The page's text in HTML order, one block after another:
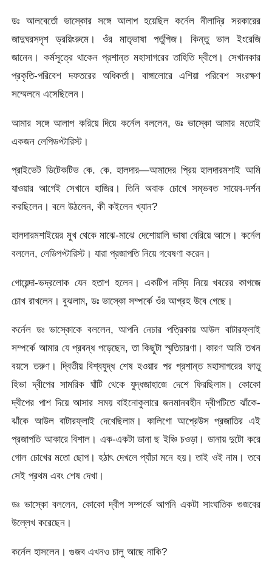
ডঃ আলবের্তো ভাস্কোর সঙ্গে আলাপ হয়েছিল কর্নেল নীলাদ্রি সরকারের
জাদুঘরসদৃশ ড্রয়িংরুমে। ওঁর মাতৃভাষা পর্তুগিজ। কিন্তু ভাল ইংরেজি
জানেন। কর্মসূত্রে থাকেন প্রশান্ত মহাসাগরের তাহিতি দ্বীপে। সেখানকার
প্রকৃতি-পরিবেশ দফতরের অধিকর্তা। বাঙ্গালোরে এশিয়া পরিবেশ সংরক্ষণ
সম্মেলনে এসেছিলেন।
আমার সঙ্গে আলাপ করিয়ে দিয়ে কর্নেল বললেন, ডঃ ভাস্কো আমার মতোই
একজন লেপিডপ্টারিস্ট।
প্রাইভেট ডিটেকটিভ কে. কে. হালদার—আমাদের প্রিয় হালদারমশাই আমি
যাওয়ার আগেই সেখানে হাজির। তিনি অবাক চোখে সম্ভবত সায়েব-দর্শন
করছিলেন। বলে উঠলেন, কী কইলেন খ্যান?
হালদারমশাইয়ের মুখ থেকে মাঝে-মাঝে দেশোয়ালি ভাষা বেরিয়ে আসে। কর্নেল
বললেন, লেডিপপ্টারিস্ট। যারা প্রজাপতি নিয়ে গবেষণা করেন।
গোয়েন্দা-ভদ্রলোক যেন হতাশ হলেন। একটিপ নস্যি নিয়ে খবরের কাগজে
চোখ রাখলেন। বুঝলাম, ডঃ ভাস্কো সম্পর্কে ওঁর আগ্রহ উবে গেছে।
কর্নেল ডঃ ভাস্কোকে বললেন, আপনি নেচার পত্রিকায় আউল বাটারফ্লাই
সম্পর্কে আমার যে প্রবন্ধ পড়েছেন, তা কিছুটা স্মৃতিচারণা। কারণ আমি তখন
বয়সে তরুণ। দ্বিতীয় বিশ্বযুদ্ধ শেষ হওয়ার পর প্রশান্ত মহাসাগরের ফাতু
হিভা দ্বীপের সামরিক ঘাঁটি থেকে যুদ্ধজাহাজে দেশে ফিরছিলাম। কোকো
দ্বীপের পাশ দিয়ে আসার সময় বাইনোকুলারে জনমানবহীন দ্বীপটিতে ঝাঁকে-
ঝাঁকে আউল বাটারফ্লাই দেখেছিলাম। কালিগো আপ্রেউস প্রজাতির এই
প্রজাপতি আকারে বিশাল। এক-একটা ডানা ছ ইঞ্চি চওড়া। ডানায় দুটো করে
গোল চোখের মতো ছোপ। হঠাৎ দেখলে প্যাঁচা মনে হয়। তাই ওই নাম। তবে
সেই প্রথম এবং শেষ দেখা।
ডঃ ভাস্কো বললেন, কোকো দ্বীপ সম্পর্কে আপনি একটা সাংঘাতিক গুজবের
উল্লেখ করেছেন।
কর্নেল হাসলেন। গুজব এখনও চালু আছে নাকি?